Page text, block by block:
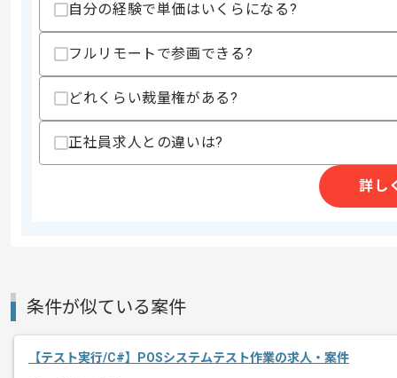
その他募集要項
商談回数
1回
募集人数
ぜひ一度、ご商談で雰囲気等掴んでい
自分の経験で単価はいくらになる?
フルリモートで参画できる?
どれくらい裁量権がある?
正社員求人との違いは?
詳し
条件が似ている案件
【テスト実行/C#】POSシステムテスト作業の求人・案件